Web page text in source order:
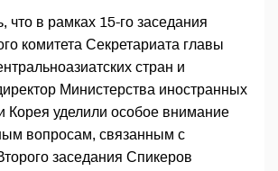
что в рамках 15-го заседания
комитета Секретариата главы
стран и
Министерства иностранных
Корея уделили особое внимание
вопросам, связанным с
заседания Спикеров